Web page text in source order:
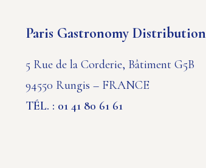
Paris Gastronomy Distribution
5 Rue de la Corderie, Bâtiment G5B
94550 Rungis – FRANCE
TÉL. : 01 41 80 61 61